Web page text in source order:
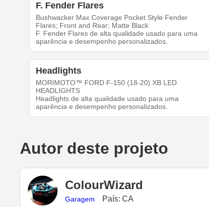
F. Fender Flares
Bushwacker Max Coverage Pocket Style Fender
Flares; Front and Rear; Matte Black
F. Fender Flares de alta qualidade usado para uma
aparência e desempenho personalizados.
Headlights
MORIMOTO™ FORD F-150 (18-20) XB LED
HEADLIGHTS
Headlights de alta qualidade usado para uma
aparência e desempenho personalizados.
Autor deste projeto
ColourWizard
Garagem País: CA